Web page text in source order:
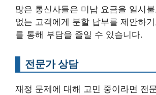
많은 통신사들은 미납 요금을 일시
없는 고객에게 분할 납부를 제안하
를 통해 부담을 줄일 수 있습니다.
전문가 상담
재정 문제에 대해 고민 중이라면 전